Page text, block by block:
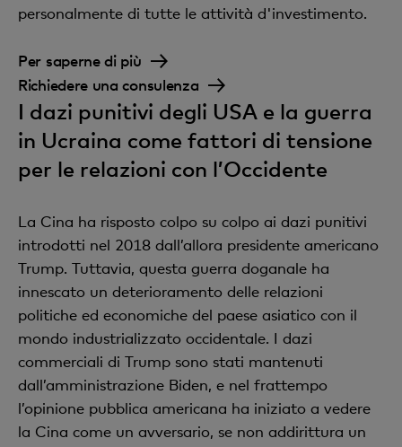
personalmente di tutte le attività d'investimento.
Per saperne di più
Richiedere una consulenza
I dazi punitivi degli USA e la guerra
in Ucraina come fattori di tensione
per le relazioni con l’Occidente
La Cina ha risposto colpo su colpo ai dazi punitivi
introdotti nel 2018 dall’allora presidente americano
Trump. Tuttavia, questa guerra doganale ha
innescato un deterioramento delle relazioni
politiche ed economiche del paese asiatico con il
mondo industrializzato occidentale. I dazi
commerciali di Trump sono stati mantenuti
dall’amministrazione Biden, e nel frattempo
l’opinione pubblica americana ha iniziato a vedere
la Cina come un avversario, se non addirittura un